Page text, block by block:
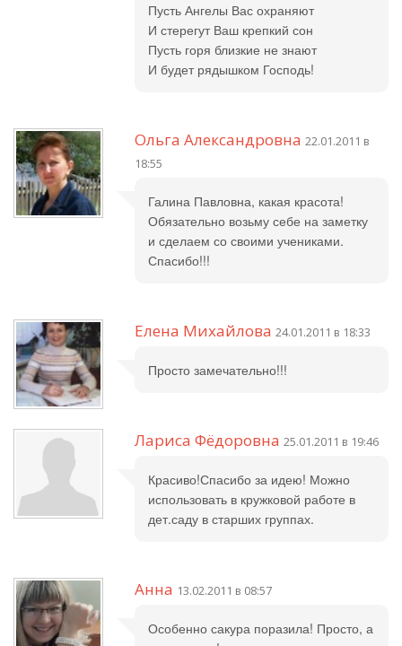
Пусть Ангелы Вас охраняют
И стерегут Ваш крепкий сон
Пусть горя близкие не знают
И будет рядышком Господь!
Ольга Александровна 22.01.2011 в
18:55
Галина Павловна, какая красота!
Обязательно возьму себе на заметку
и сделаем со своими учениками.
Спасибо!!!
Елена Михайлова 24.01.2011 в 18:33
Просто замечательно!!!
Лариса Фёдоровна 25.01.2011 в 19:46
Красиво!Спасибо за идею! Можно
использовать в кружковой работе в
дет.саду в старших группах.
Анна 13.02.2011 в 08:57
Особенно сакура поразила! Просто, а